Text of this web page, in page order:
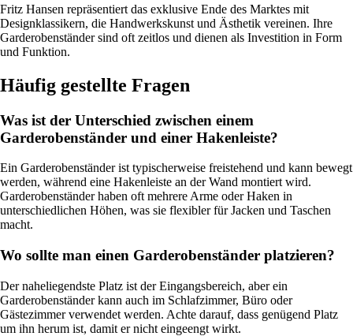
Fritz Hansen repräsentiert das exklusive Ende des Marktes mit
Designklassikern, die Handwerkskunst und Ästhetik vereinen. Ihre
Garderobenständer sind oft zeitlos und dienen als Investition in Form
und Funktion.
Häufig gestellte Fragen
Was ist der Unterschied zwischen einem
Garderobenständer und einer Hakenleiste?
Ein Garderobenständer ist typischerweise freistehend und kann bewegt
werden, während eine Hakenleiste an der Wand montiert wird.
Garderobenständer haben oft mehrere Arme oder Haken in
unterschiedlichen Höhen, was sie flexibler für Jacken und Taschen
macht.
Wo sollte man einen Garderobenständer platzieren?
Der naheliegendste Platz ist der Eingangsbereich, aber ein
Garderobenständer kann auch im Schlafzimmer, Büro oder
Gästezimmer verwendet werden. Achte darauf, dass genügend Platz
um ihn herum ist, damit er nicht eingeengt wirkt.